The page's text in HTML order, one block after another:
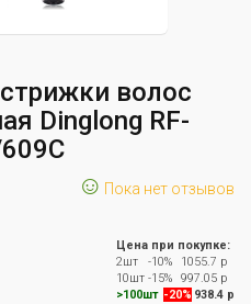
волос
Dinglong RF-
☺ Пока нет отзывов
Цена при покупке:
2шт
-10%
1055.7 р
10шт -15%
997.05 р
>100шт -20% 938.4 р